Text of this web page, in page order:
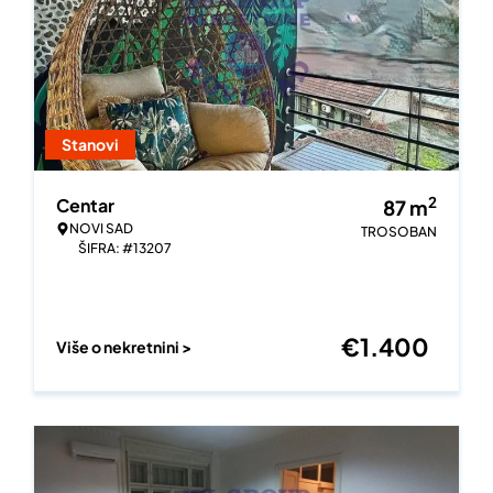
Stanovi
Centar
NOVI SAD
ŠIFRA: #13207
87m2
TROSOBAN
Više o nekretnini > €1.400